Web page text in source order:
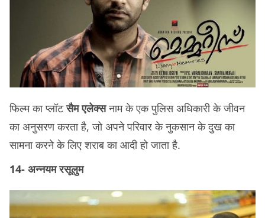
फिल्म का प्लॉटसैम एलेक्सनाम के एक पुलिस अधिकारी के जीवन
का अनुसरण करता है, जो अपने परिवार के नुकसान के दुख का
सामना करने के लिए शराब का आदी हो जाता है.
14- अन्नयम रसूलुम